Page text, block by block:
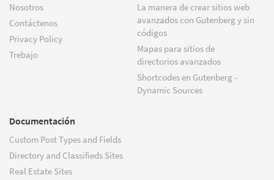
Nosotros
Contáctenos
Privacy Policy
Trebajo
La manera de crear sitios web
avanzados con Gutenberg y sin
códigos
Mapas para sitios de
directorios avanzados
Shortcodes en Gutenberg -
Dynamic Sources
Documentación
Custom Post Types and Fields
Directory and Classifieds Sites
Real Estate Sites